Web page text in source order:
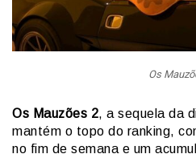
Os
Os Mauzões 2, a sequela da
mantém o topo do ranking,
no fim de semana e um